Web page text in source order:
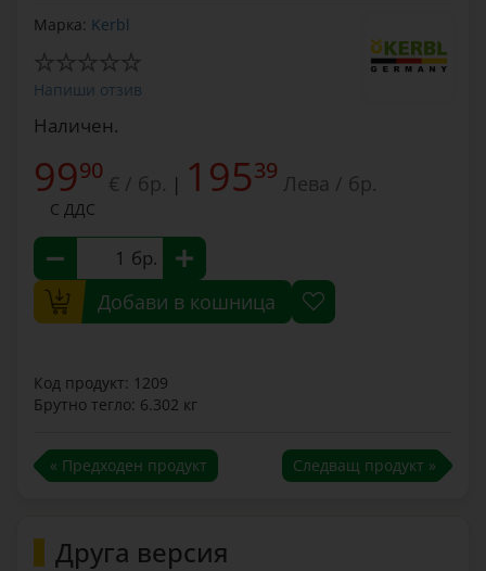
Марка: Kerbl
Напиши отзив
Наличен.
9990 € / бр. | 19539 Лева / бр.
С ДДС
бр.
Добави в кошница
Код продукт: 1209
Брутно тегло: 6.302 кг
« Предходен продукт Следващ продукт »
Друга версия